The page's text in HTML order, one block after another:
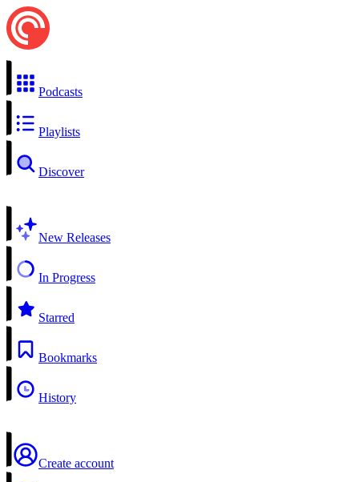
Podcasts
Playlists
Discover
New Releases
In Progress
Starred
Bookmarks
History
Create account